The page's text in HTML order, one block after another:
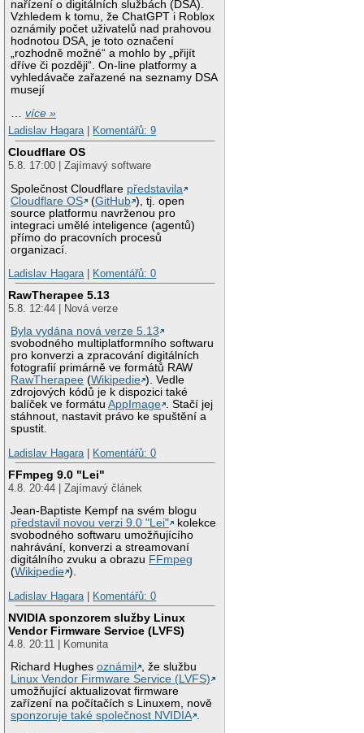
nařízení o digitálních službách (DSA).
Vzhledem k tomu, že ChatGPT i Roblox
oznámily počet uživatelů nad prahovou
hodnotou DSA, je toto označení
„rozhodně možné“ a mohlo by „přijít
dříve či později“. On-line platformy a
vyhledávače zařazené na seznamy DSA
musejí
…více »
Ladislav Hagara| Komentářů: 9
Cloudflare OS
5.8. 17:00 | Zajímavý software
Společnost Cloudflare představila
Cloudflare OS
(GitHub ), tj. open
source platformu navrženou pro
integraci umělé inteligence (agentů)
přímo do pracovních procesů
organizací.
Ladislav Hagara| Komentářů: 0
RawTherapee 5.13
5.8. 12:44 | Nová verze
Byla vydána nová verze 5.13
svobodného multiplatformního softwaru
pro konverzi a zpracování digitálních
fotografií primárně ve formátů RAW
RawTherapee (Wikipedie ). Vedle
zdrojových kódů je k dispozici také
balíček ve formátuAppImage . Stačí jej
stáhnout, nastavit právo ke spuštění a
spustit.
Ladislav Hagara| Komentářů: 0
FFmpeg 9.0 "Lei"
4.8. 20:44 | Zajímavý článek
Jean-Baptiste Kempf na svém blogu
představil novou verzi 9.0 "Lei"
kolekce
svobodného softwaru umožňujícího
nahrávání, konverzi a streamovaní
digitálního zvuku a obrazu FFmpeg
(Wikipedie ).
Ladislav Hagara| Komentářů: 0
NVIDIA sponzorem služby Linux
Vendor Firmware Service (LVFS)
4.8. 20:11 | Komunita
Richard Hughesoznámil
, že službu
Linux Vendor Firmware Service (LVFS)
umožňující aktualizovat firmware
zařízení na počítačích s Linuxem, nově
sponzoruje také společnost NVIDIA .